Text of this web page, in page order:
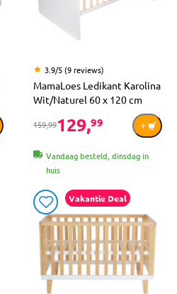
3.9/5 (9 reviews)
MamaLoes Ledikant Karolina
Wit/Naturel 60 x 120 cm
159,99129,99
Vandaag besteld, dinsdag in
huis
Vakantie Deal